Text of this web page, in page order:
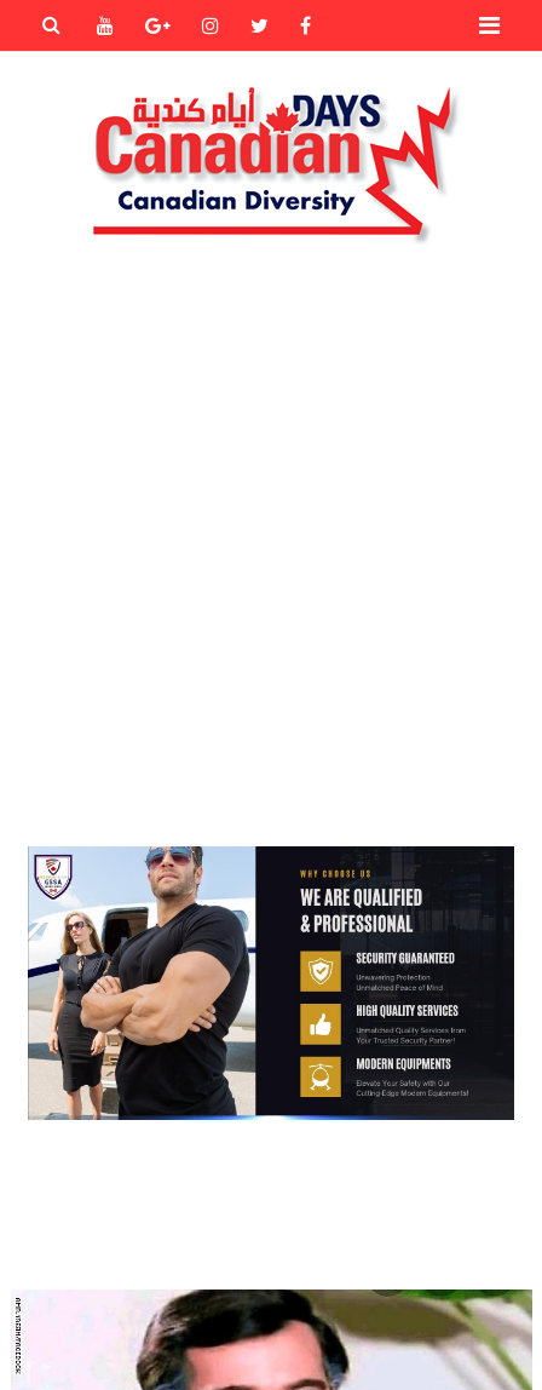
Facebook
Twitter
instagram
Goole+
Youtube